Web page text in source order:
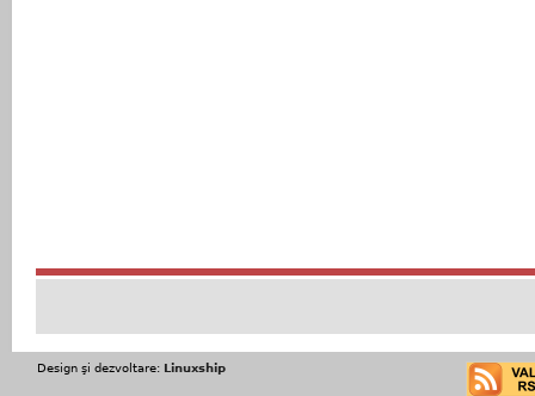
Design şi dezvoltare: Linuxship